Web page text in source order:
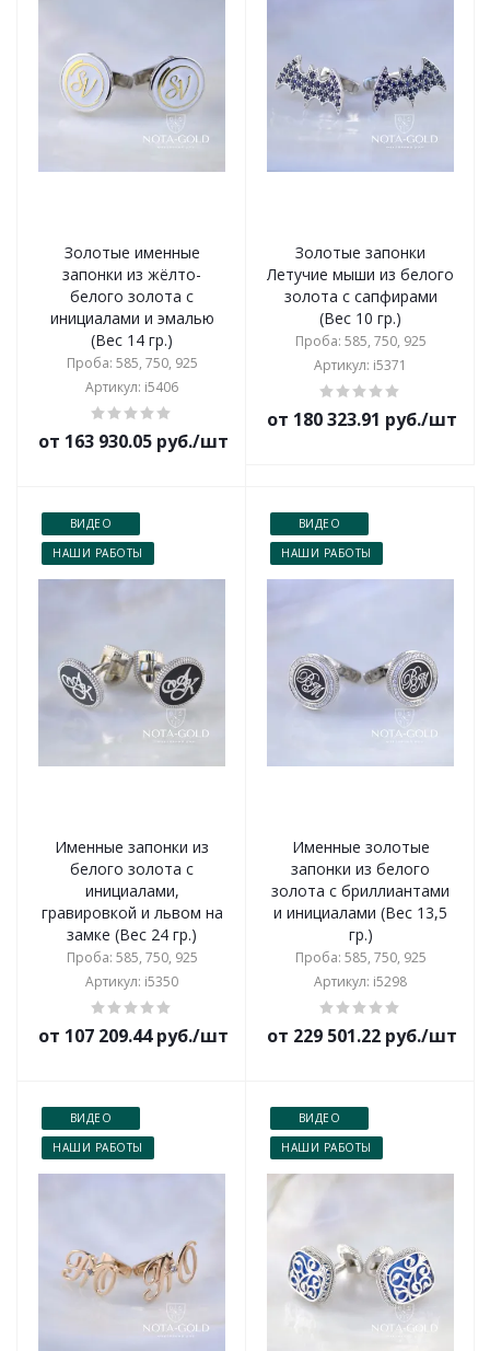
Золотые именные
запонки из жёлто-
белого золота с
инициалами и эмалью
(Вес 14 гр.)
Проба: 585, 750, 925
Артикул: i5406
от 163 930.05 руб./шт
Золотые запонки
Летучие мыши из белого
золота с сапфирами
(Вес 10 гр.)
Проба: 585, 750, 925
Артикул: i5371
от 180 323.91 руб./шт
ВИДЕО
НАШИ РАБОТЫ
Именные запонки из
белого золота с
инициалами,
гравировкой и львом на
замке (Вес 24 гр.)
Проба: 585, 750, 925
Артикул: i5350
от 107 209.44 руб./шт
ВИДЕО
НАШИ РАБОТЫ
Именные золотые
запонки из белого
золота с бриллиантами
и инициалами (Вес 13,5
гр.)
Проба: 585, 750, 925
Артикул: i5298
от 229 501.22 руб./шт
ВИДЕО
НАШИ РАБОТЫ
ВИДЕО
НАШИ РАБОТЫ